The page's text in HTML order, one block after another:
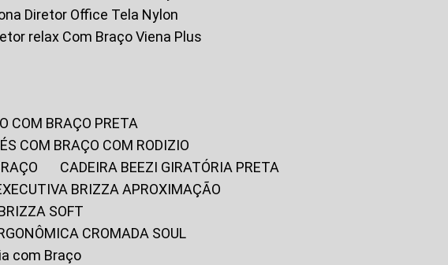
Diretor Office Tela Nylon
relax Com Braço Viena Plus
COM BRAÇO PRETA
COM BRAÇO COM RODIZIO
CADEIRA BEEZI GIRATÓRIA PRETA
BRIZZA APROXIMAÇÃO
SOFT
CROMADA SOUL
com Braço